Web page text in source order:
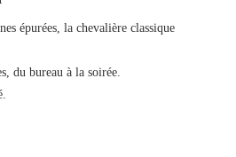
épurées, la chevalière classique
du bureau à la soirée.